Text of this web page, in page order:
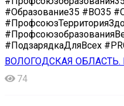
#Образование35 #ВО35
#ПодзарядкаДляВсех
ВОЛОГОДСКАЯ
74